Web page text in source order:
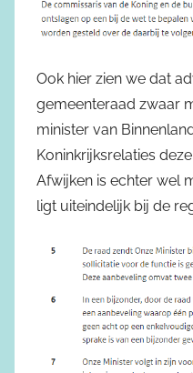
Ook hier zien we dat
gemeenteraad zwaar
minister van
Koninkrijksrelaties
Afwijken is echter wel
ligt uiteindelijk bij de